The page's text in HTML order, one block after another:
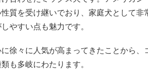
質を受け継いでおり、家庭犬として非
やすい点も魅力です。
徐々に人気が高まってきたことから、
も多岐にわたります。